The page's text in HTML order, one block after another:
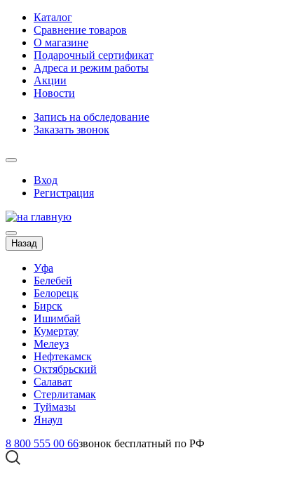
Каталог
Сравнение товаров
О магазине
Подарочный сертификат
Адреса и режим работы
Акции
Новости
Запись на обследование
Заказать звонок
Вход
Регистрация
Назад
Уфа
Белебей
Белорецк
Бирск
Ишимбай
Кумертау
Мелеуз
Нефтекамск
Октябрьский
Салават
Стерлитамак
Туймазы
Янаул
8 800 555 00 66звонок бесплатный по РФ